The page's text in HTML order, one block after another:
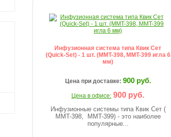
Инфузионная система типа Квик Сет
(Quick-Set) - 1 шт. (MMT-398, MMT-399 игла 6
мм)
Цена при доставке: 900 руб.
Цена в офисе: 900 руб.
Инфузионные системы типа Квик Сет (
MMT-398, MMT-399) - это наиболее
популярные...